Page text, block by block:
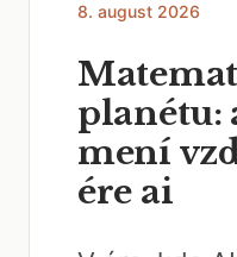
8. august 2026
planétu:
mení
ére ai